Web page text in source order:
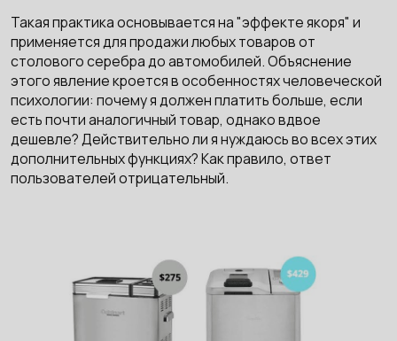
Такая практика основывается на "эффекте якоря" и
применяется для продажи любых товаров от
столового серебра до автомобилей. Объяснение
этого явление кроется в особенностях человеческой
психологии: почему я должен платить больше, если
есть почти аналогичный товар, однако вдвое
дешевле? Действительно ли я нуждаюсь во всех этих
дополнительных функциях? Как правило, ответ
пользователей отрицательный.